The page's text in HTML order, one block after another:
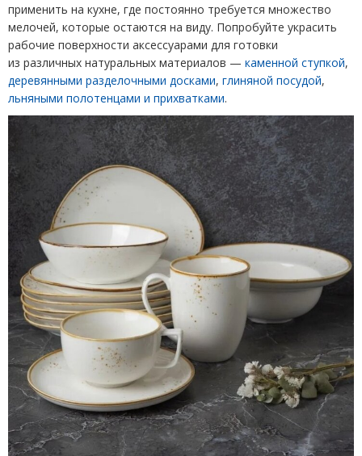
применить на кухне, где постоянно требуется множество
мелочей, которые остаются на виду. Попробуйте украсить
рабочие поверхности аксессуарами для готовки
из различных натуральных материалов — каменной ступкой,
деревянными разделочными досками, глиняной посудой,
льняными полотенцами и прихватками.